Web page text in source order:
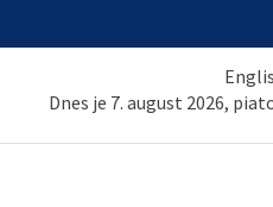
Dnes je 7. august 2026,